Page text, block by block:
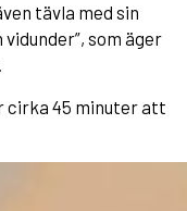
tävla med sin
som äger
cirka 45 minuter att